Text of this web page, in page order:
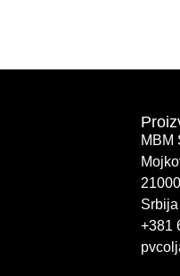
MBM
Srbija
+381